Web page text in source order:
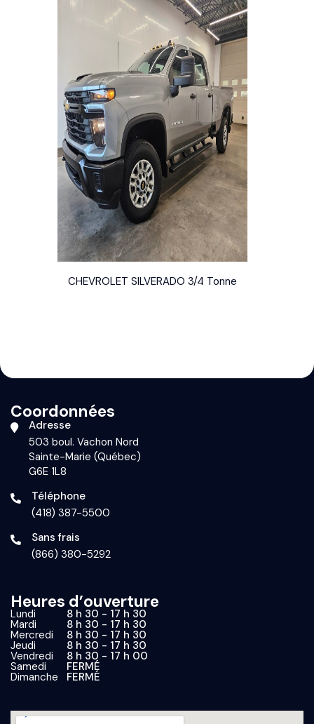
CHEVROLET SILVERADO 3/4 Tonne
Coordonnées
Adresse
503 boul. Vachon Nord
Sainte-Marie (Québec)
G6E 1L8
Téléphone
(418) 387-5500
Sans frais
(866) 380-5292
Heures d’ouverture
Lundi 8 h 30 - 17 h 30
Mardi 8 h 30 - 17 h 30
Mercredi 8 h 30 - 17 h 30
Jeudi 8 h 30 - 17 h 30
Vendredi 8 h 30 - 17 h 00
Samedi FERMÉ
Dimanche FERMÉ